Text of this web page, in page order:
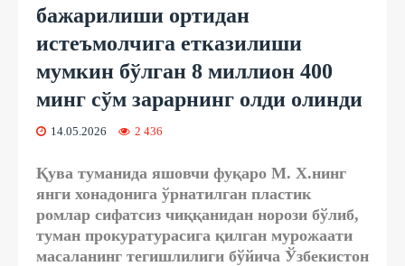
бажарилиши ортидан
истеъмолчига етказилиши
мумкин бўлган 8 миллион 400
минг сўм зарарнинг олди олинди
14.05.2026 2 436
Қува туманида яшовчи фуқаро М. Х.нинг
янги хонадонига ўрнатилган пластик
ромлар сифатсиз чиққанидан норози бўлиб,
туман прокуратурасига қилган мурожаати
масаланинг тегишлилиги бўйича Ўзбекистон